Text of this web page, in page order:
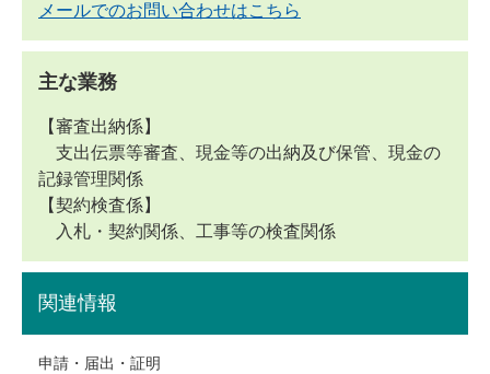
メールでのお問い合わせはこちら
主な業務
【審査出納係】
支出伝票等審査、現金等の出納及び保管、現金の
記録管理関係
【契約検査係】
入札・契約関係、工事等の検査関係
関連情報
申請・届出・証明